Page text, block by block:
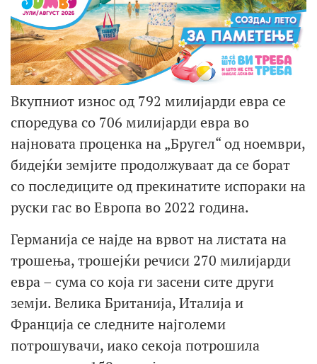
Вкупниот износ од 792 милијарди евра се
споредува со 706 милијарди евра во
најновата проценка на „Бругел“ од ноември,
бидејќи земјите продолжуваат да се борат
со последиците од прекинатите испораки на
руски гас во Европа во 2022 година.
Германија се најде на врвот на листата на
трошења, трошејќи речиси 270 милијарди
евра – сума со која ги засени сите други
земји. Велика Британија, Италија и
Франција се следните најголеми
потрошувачи, иако секоја потрошила